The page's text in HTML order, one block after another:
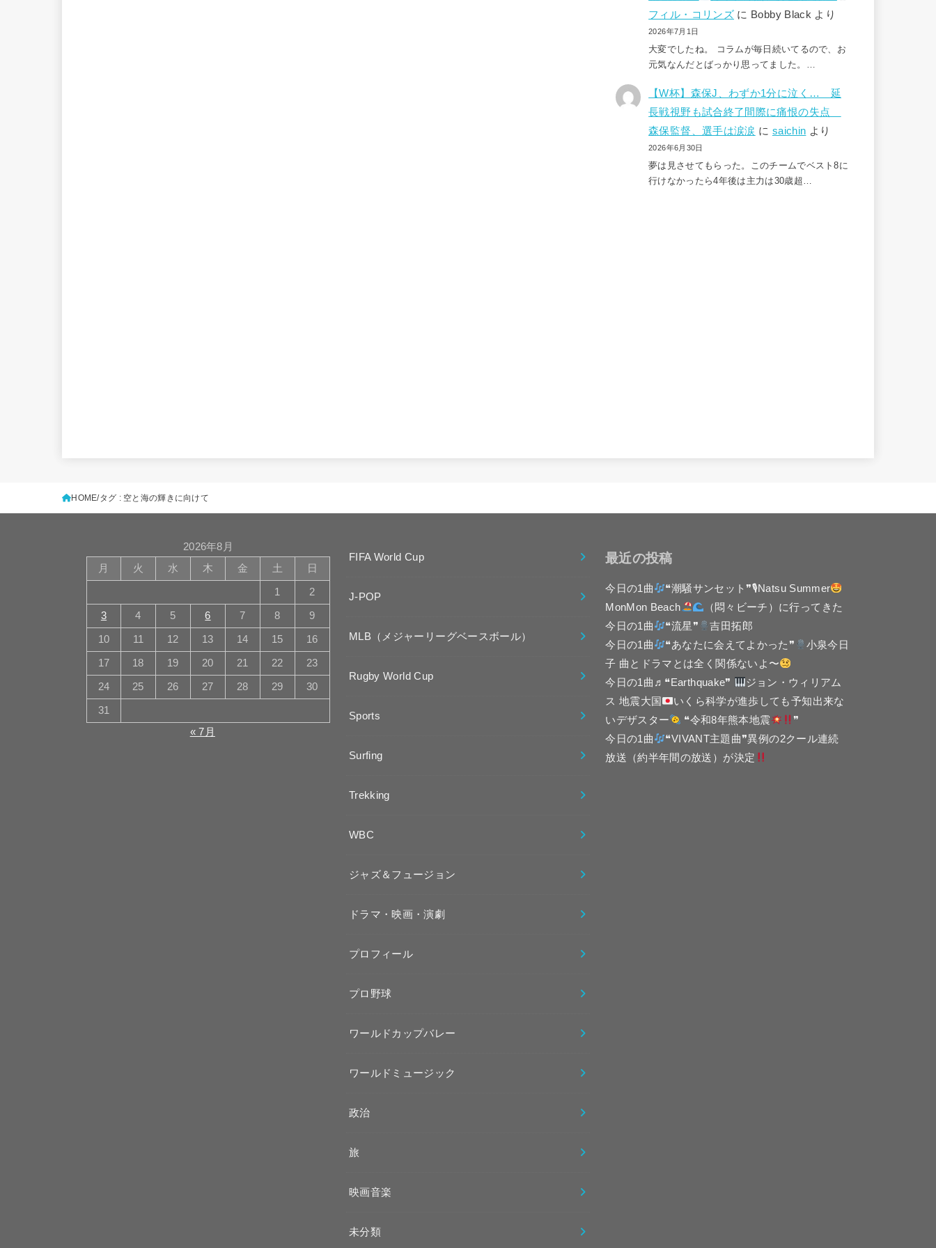
フィル・コリンズ に Bobby Black より
2026年7月1日
大変でしたね。 コラムが毎日続いてるので、お
元気なんだとばっかり思ってました。…
【W杯】森保J、わずか1分に泣く… 延
長戦視野も試合終了間際に痛恨の失点
森保監督、選手は涙涙 に saichin より
2026年6月30日
夢は見させてもらった。このチームでベスト8に
行けなかったら4年後は主力は30歳超…
HOME タグ : 空と海の輝きに向けて
2026年8月
月
火 水 木 金 土 日
1 2
3 4 5 6 7 8 9
10 11 12 13 14 15 16
17 18 19 20 21 22 23
24 25 26 27 28 29 30
31
« 7月
FIFA World Cup
J-POP
MLB（メジャーリーグベースボール）
Rugby World Cup
Sports
Surfing
Trekking
WBC
ジャズ＆フュージョン
ドラマ・映画・演劇
プロフィール
プロ野球
ワールドカップバレー
ワールドミュージック
政治
旅
映画音楽
未分類
最近の投稿
今日の1曲
❝潮騒サンセット❞🎙Natsu Summer
MonMon Beach
（悶々ビーチ）に行ってきた
今日の1曲
❝流星❞
吉田拓郎
今日の1曲
❝あなたに会えてよかった❞
小泉今日
子 曲とドラマとは全く関係ないよ〜
今日の1曲♬❝Earthquake❞
ジョン・ウィリアム
ス 地震大国
いくら科学が進歩しても予知出来な
いデザスター
❝令和8年熊本地震
❞
今日の1曲
❝VIVANT主題曲❞異例の2クール連続
放送（約半年間の放送）が決定